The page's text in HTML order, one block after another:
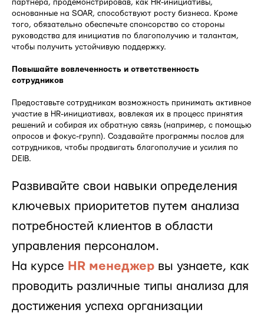
партнера, продемонстрировав, как HR-инициативы,
основанные на SOAR, способствуют росту бизнеса. Кроме
того, обязательно обеспечьте спонсорство со стороны
руководства для инициатив по благополучию и талантам,
чтобы получить устойчивую поддержку.
Повышайте вовлеченность и ответственность
сотрудников
Предоставьте сотрудникам возможность принимать активное
участие в HR-инициативах, вовлекая их в процесс принятия
решений и собирая их обратную связь (например, с помощью
опросов и фокус-групп). Создавайте программы послов для
сотрудников, чтобы продвигать благополучие и усилия по
DEIB.
Развивайте свои навыки определения
ключевых приоритетов путем анализа
потребностей клиентов в области
управления персоналом.
На курсе HR менеджер вы узнаете, как
проводить различные типы анализа для
достижения успеха организации